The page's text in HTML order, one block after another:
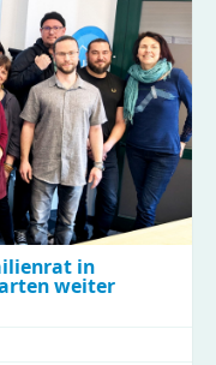
in
weiter